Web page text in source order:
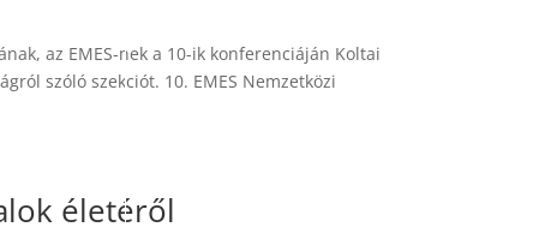
az EMES-nek a 10-ik konferenciáján Koltai
szóló szekciót. 10. EMES Nemzetközi
életéről